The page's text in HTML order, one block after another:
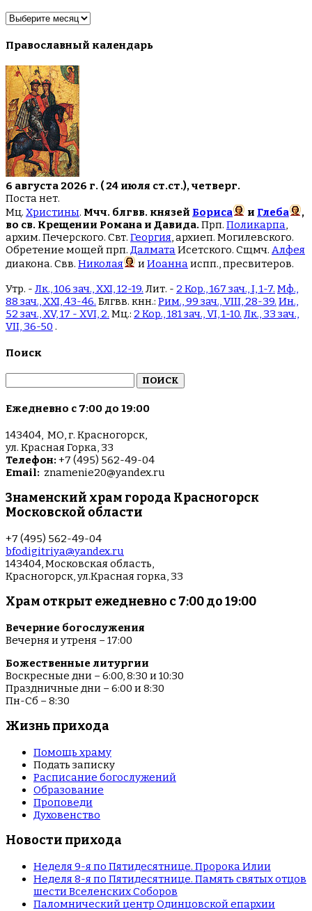
Архив
Православный календарь
6 августа 2026 г. ( 24 июля ст.ст.), четверг.
Поста нет.
Мц. Христины. Мчч. блгвв. князей Бориса и Глеба
,
во св. Крещении Романа и Давида. Прп. Поликарпа,
архим. Печерского. Свт. Георгия, архиеп. Могилевского.
Обретение мощей прп. ДалматаИсетского. Сщмч. Алфея
диакона. Свв. Николая иИоаннаиспп., пресвитеров.
Утр. - Лк., 106 зач., XXI, 12-19. Лит. - 2 Кор., 167 зач., I, 1-7. Мф.,
88 зач., XXI, 43-46. Блгвв. кнн.: Рим., 99 зач., VIII, 28-39. Ин.,
52 зач., XV, 17 - XVI, 2. Мц.: 2 Кор., 181 зач., VI, 1-10. Лк., 33 зач.,
VII, 36-50 .
Поиск
Ежедневно с 7:00 до 19:00
143404, МО, г. Красногорск,
ул. Красная Горка, 33
Телефон: +7 (495) 562-49-04
Email: znamenie20@yandex.ru
Знаменский храм города Красногорск
Московской области
+7 (495) 562-49-04
bfodigitriya@yandex.ru
143404, Московская область,
Красногорск, ул.Красная горка, 33
Храм открыт ежедневно с 7:00 до 19:00
Вечерние богослужения
Вечерня и утреня – 17:00
Божественные литургии
Воскресные дни – 6:00, 8:30 и 10:30
Праздничные дни – 6:00 и 8:30
Пн-Сб – 8:30
Жизнь прихода
Помощь храму
Подать записку
Расписание богослужений
Образование
Проповеди
Духовенство
Новости прихода
Неделя 9-я по Пятидесятнице. Пророка Илии
Неделя 8-я по Пятидесятнице. Память святых отцов
шести Вселенских Соборов
Паломнический центр Одинцовской епархии